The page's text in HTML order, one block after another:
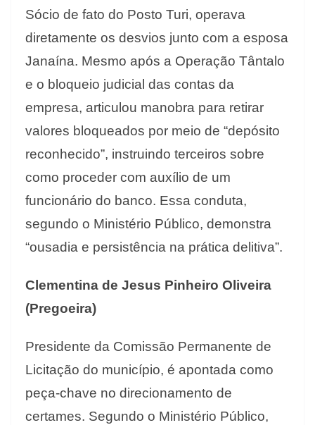
Sócio de fato do Posto Turi, operava
diretamente os desvios junto com a esposa
Janaína. Mesmo após a Operação Tântalo
e o bloqueio judicial das contas da
empresa, articulou manobra para retirar
valores bloqueados por meio de “depósito
reconhecido”, instruindo terceiros sobre
como proceder com auxílio de um
funcionário do banco. Essa conduta,
segundo o Ministério Público, demonstra
“ousadia e persistência na prática delitiva”.
Clementina de Jesus Pinheiro Oliveira
(Pregoeira)
Presidente da Comissão Permanente de
Licitação do município, é apontada como
peça-chave no direcionamento de
certames. Segundo o Ministério Público,